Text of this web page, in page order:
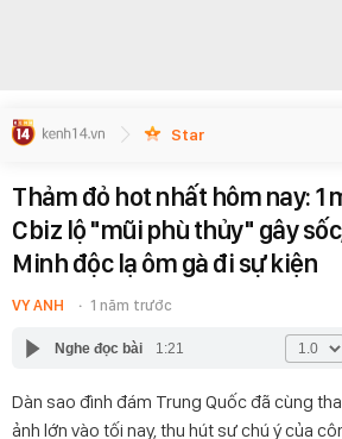
Star
Thảm đỏ hot nhất hôm nay: 1
Cbiz lộ "mũi phù thủy" gây
Minh độc lạ ôm gà đi sự kiện
VY ANH 1 năm trước
Nghe đọc bài 1:21
Dàn sao đình đám Trung Quốc đã cùng
ảnh lớn vào tối nay, thu hút sự chú ý của